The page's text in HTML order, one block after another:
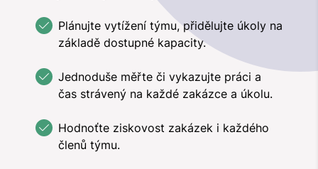
Plánujte vytížení týmu, přidělujte úkoly na
základě dostupné kapacity.
Jednoduše měřte či vykazujte práci a
čas strávený na každé zakázce a úkolu.
Hodnoťte ziskovost zakázek i každého
členů týmu.